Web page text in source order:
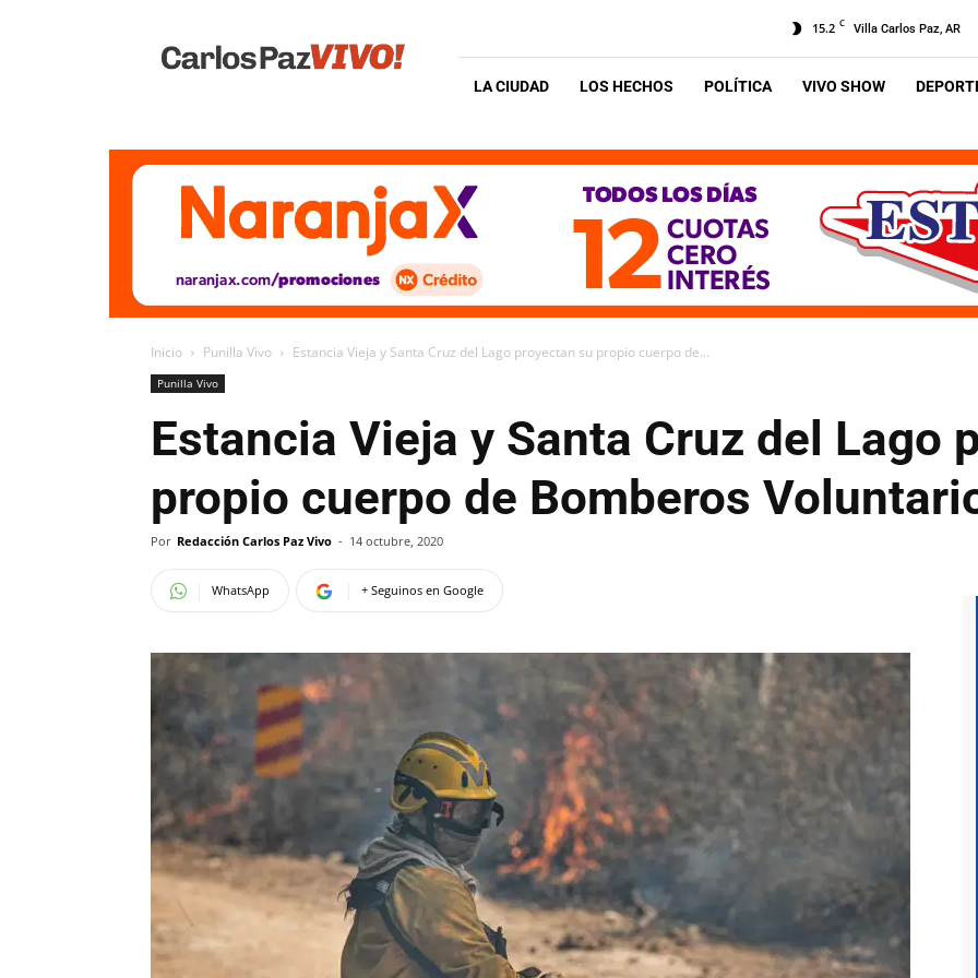
Vivo
15.2 C Villa Carlos Paz, AR
LA CIUDAD LOS HECHOS POLÍTICA VIVO SHOW
Inicio Punilla Vivo Estancia Vieja y Santa Cruz del Lago proyectan su propio cuerpo de...
Punilla Vivo
Estancia Vieja y Santa Cruz del Lago
propio cuerpo de Bomberos
Por Redacción Carlos Paz Vivo - 14 octubre, 2020
WhatsApp + Seguinos en Google